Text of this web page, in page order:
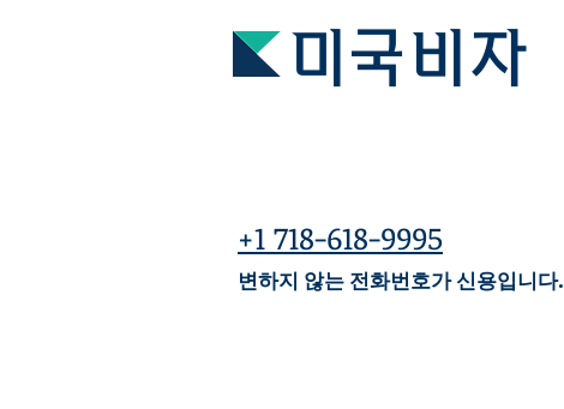
미국비자
+1 718-618-9995
변하지 않는 전화번호가 신용입니다.